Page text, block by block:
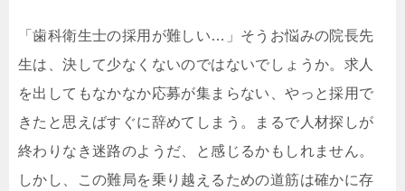
「歯科衛生士の採用が難しい…」そうお悩みの院長先
生は、決して少なくないのではないでしょうか。求人
を出してもなかなか応募が集まらない、やっと採用で
きたと思えばすぐに辞めてしまう。まるで人材探しが
終わりなき迷路のようだ、と感じるかもしれません。
しかし、この難局を乗り越えるための道筋は確かに存